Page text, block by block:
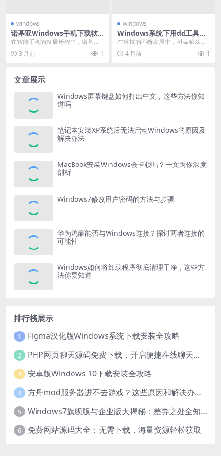
windows
诺基亚Windows手机下载软
件的方法与技巧
在智能手机的发展历程中，诺基亚
曾凭借其坚固耐用的品质和出色的
功能在市场上占据重要...
3 月前 1
windows
Windows系统下用dd工具安
装树莓派系统的详细操作
在科技的不断发展中，树莓派以其
小巧便携、功能多样的特点，成为
了众多电子爱好者和开...
4 月前 1
文章展示
Windows屏幕键盘如何打出中文，这些方法你知
道吗
笔记本安装XP系统后无法启动Windows的原因及
解决办法
MacBook安装Windows会卡顿吗？一文为你深度
剖析
Windows7修改用户密码的方法与步骤
华为鸿蒙能否与Windows连接？探讨两者连接的
可能性
Windows如何将卸载程序彻底清理干净，这些方
法你要知道
排行榜展示
1 Figma汉化版Windows系统下载安装全攻略
2 PHP网页聊天源码免费下载，开启便捷在线聊天开发之旅
3 安卓版Windows 10下载安装全攻略
4 方舟mod服务器进不去游戏？这些原因和解决办法你得知道
5 Windows7旗舰版与企业版大揭秘：差异之处全知晓
6 免费网站源码大全：无需下载，海量资源轻松获取